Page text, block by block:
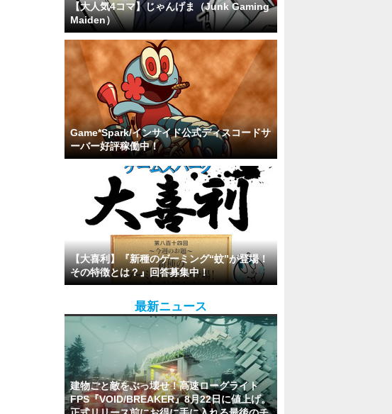
【大人気4コマ】じゃんげま（Junk Gaming
Maiden）
Game*Spark/インサイド公式ディスコードサ
ーバー好評稼働中！
【大喜利】『新種のゲーミング“蚊”が登場！
その特徴とは？』回答募集中！
最新ニュース
建物ごと敵をぶっ壊せ！高速ローグライト
FPS『VOID/BREAKER』8月22日に値上げ。